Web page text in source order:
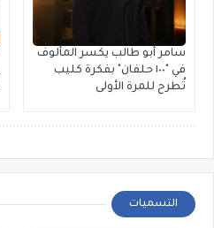
سامر أبو طالب يكسر المألوف
في "١٠٠ حلفان" بفكرة كليب
تُطرح للمرة الأولى
التسميات